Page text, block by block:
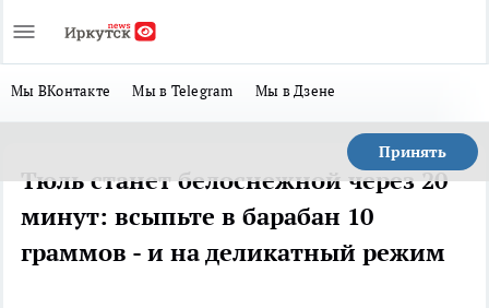
Мы ВКонтакте Мы в Telegram Мы в Дзене
Принять
Тюль станет белоснежной через 20
минут: всыпьте в барабан 10
граммов - и на деликатный режим